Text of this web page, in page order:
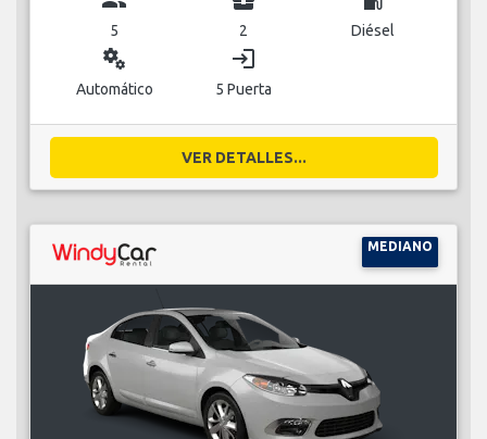
5 2 Diésel
miscellaneous_services
Automático
login
5 Puerta
VER DETALLES...
MEDIANO